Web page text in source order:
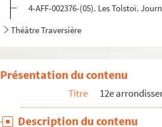
4-AFF-002376-(05). Les Tolstoï.
Théâtre Traversière
Présentation du contenu
Titre 12e
Description du contenu